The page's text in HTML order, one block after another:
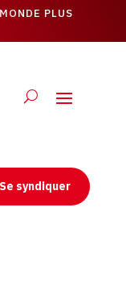
PLUS
Se syndiquer